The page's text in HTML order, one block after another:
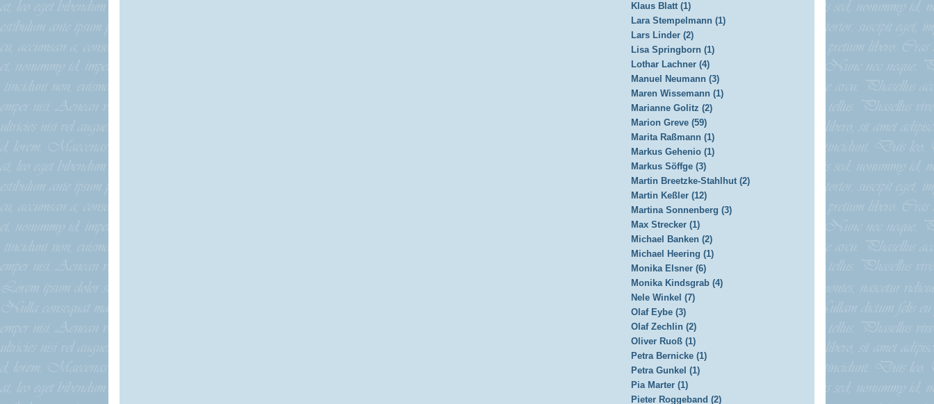
Klaus Blatt (1)
Lara Stempelmann (1)
Lars Linder (2)
Lisa Springborn (1)
Lothar Lachner (4)
Manuel Neumann (3)
Maren Wissemann (1)
Marianne Golitz (2)
Marion Greve (59)
Marita Raßmann (1)
Markus Gehenio (1)
Markus Söffge (3)
Martin Breetzke-Stahlhut (2)
Martin Keßler (12)
Martina Sonnenberg (3)
Max Strecker (1)
Michael Banken (2)
Michael Heering (1)
Monika Elsner (6)
Monika Kindsgrab (4)
Nele Winkel (7)
Olaf Eybe (3)
Olaf Zechlin (2)
Oliver Ruoß (1)
Petra Bernicke (1)
Petra Gunkel (1)
Pia Marter (1)
Pieter Roggeband (2)